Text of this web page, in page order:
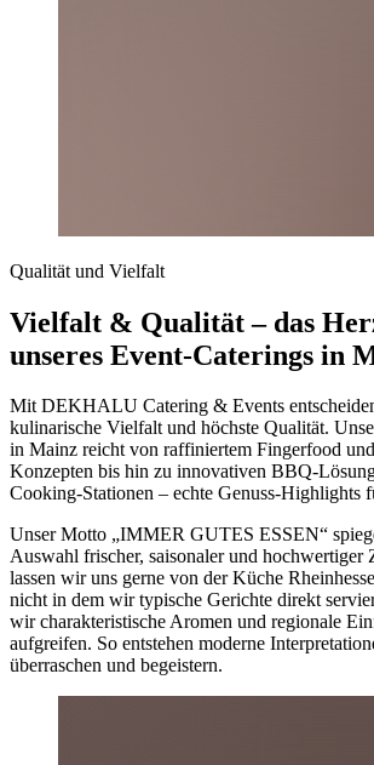
Qualität und Vielfalt
Vielfalt & Qualität – das
unseres Event-Caterings in
Mit DEKHALU Catering & Events
kulinarische Vielfalt und höchste Qualität.
in Mainz reicht von raffiniertem Fingerfood
Konzepten bis hin zu innovativen BBQ-
Cooking-Stationen – echte Genuss-Highlights
Unser Motto „IMMER GUTES ESSEN“
Auswahl frischer, saisonaler und hochwertiger
lassen wir uns gerne von der Küche
nicht in dem wir typische Gerichte direkt
wir charakteristische Aromen und regionale
aufgreifen. So entstehen moderne
überraschen und begeistern.